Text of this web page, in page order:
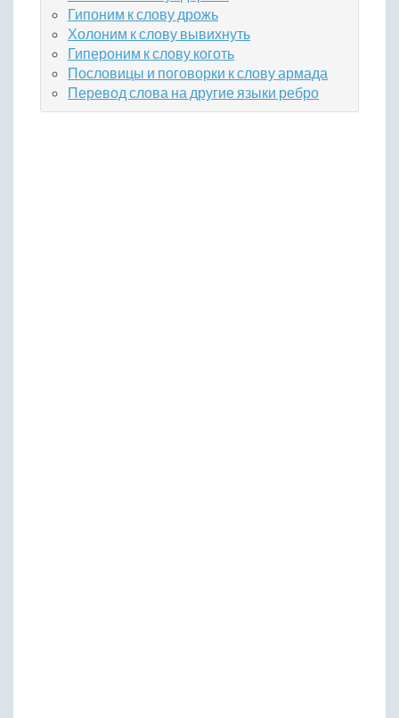
Гипоним к слову дрожь
Холоним к слову вывихнуть
Гипероним к слову коготь
Пословицы и поговорки к слову армада
Перевод слова на другие языки ребро